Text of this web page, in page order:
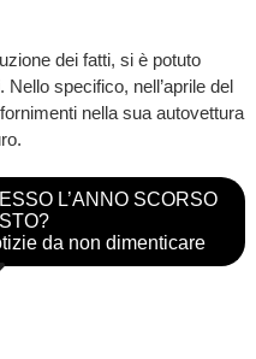
dei fatti, si è potuto
specifico, nell’aprile del
nella sua autovettura
L’ANNO SCORSO
da non dimenticare